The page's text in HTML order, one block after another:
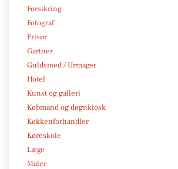
Forsikring
Fotograf
Frisør
Gartner
Guldsmed / Urmager
Hotel
Kunst og galleri
Købmand og døgnkiosk
Køkkenforhandler
Køreskole
Læge
Maler